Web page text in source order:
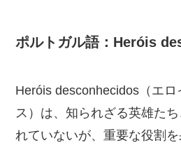
ポルトガル語：Heróis
Heróis desconhecidos（エ
ス）は、知られざる英雄た
れていないが、重要な役割